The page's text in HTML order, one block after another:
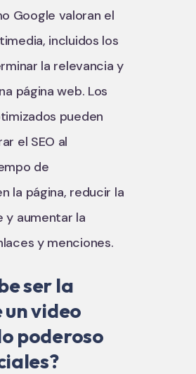
Google valoran el
incluidos los
la relevancia y
página web. Los
pueden
el SEO al
de
la página, reducir la
y aumentar la
y menciones.
ser la
video
poderoso